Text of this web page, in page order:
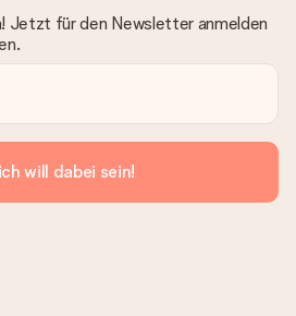
Jetzt für den Newsletter anmelden
will dabei sein!